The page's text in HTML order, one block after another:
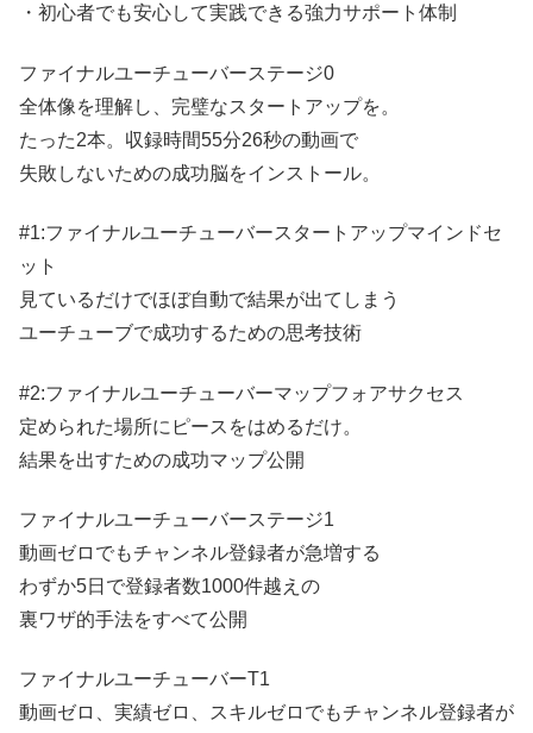
・初心者でも安心して実践できる強力サポート体制
ファイナルユーチューバーステージ0
全体像を理解し、完璧なスタートアップを。
たった2本。収録時間55分26秒の動画で
失敗しないための成功脳をインストール。
#1:ファイナルユーチューバースタートアップマインドセ
ット
見ているだけでほぼ自動で結果が出てしまう
ユーチューブで成功するための思考技術
#2:ファイナルユーチューバーマップフォアサクセス
定められた場所にピースをはめるだけ。
結果を出すための成功マップ公開
ファイナルユーチューバーステージ1
動画ゼロでもチャンネル登録者が急増する
わずか5日で登録者数1000件越えの
裏ワザ的手法をすべて公開
ファイナルユーチューバーT1
動画ゼロ、実績ゼロ、スキルゼロでもチャンネル登録者が